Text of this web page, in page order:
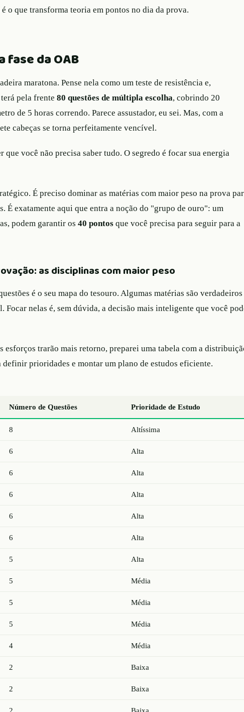
o que transforma teoria em pontos no dia da prova.
fase da OAB
maratona. Pense nela como um teste de resistência e,
pela frente 80 questões de múltipla escolha, cobrindo 20
de 5 horas correndo. Parece assustador, eu sei. Mas, com a
cabeças se torna perfeitamente vencível.
que você não precisa saber tudo. O segredo é focar sua energia
É preciso dominar as matérias com maior peso na prova
É exatamente aqui que entra a noção do "grupo de ouro": um
podem garantir os 40 pontos que você precisa para seguir para a
as disciplinas com maior peso
é o seu mapa do tesouro. Algumas matérias são verdadeiros
Focar nelas é, sem dúvida, a decisão mais inteligente que você
esforços trarão mais retorno, preparei uma tabela com a
definir prioridades e montar um plano de estudos eficiente.
Número de Questões Prioridade de Estudo
8 Altíssima
6 Alta
6 Alta
6 Alta
6 Alta
6 Alta
5 Alta
5 Média
5 Média
5 Média
4 Média
2 Baixa
2 Baixa